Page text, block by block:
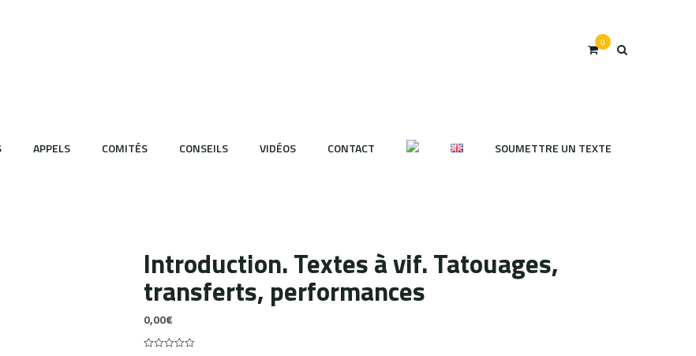
0
APPELS COMITÉS CONSEILS VIDÉOS CONTACT SOUMETTRE UN TEXTE
Introduction. Textes à vif. Tatouages,
transferts, performances
0,00€